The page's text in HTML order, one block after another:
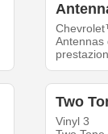
Antennas
Two
Vinyl 3